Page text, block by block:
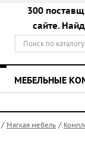
300
сайте.
МЕБЕЛЬНЫЕ
/ Мягкая мебель /